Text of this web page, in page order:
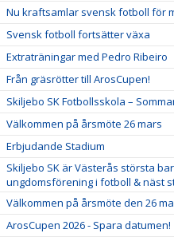
Nu kraftsamlar svensk fotboll för
Svensk fotboll fortsätter växa
Extraträningar med Pedro Ribeiro
Från gräsrötter till ArosCupen!
Skiljebo SK Fotbollsskola –
Välkommen på årsmöte 26 mars
Erbjudande Stadium
Skiljebo SK är Västerås största
ungdomsförening i fotboll & näst
Välkommen på årsmöte den 26
ArosCupen 2026 - Spara datumen!